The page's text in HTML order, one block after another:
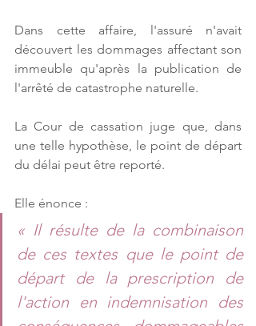
Dans cette affaire, l'assuré n'avait
découvert les dommages affectant son
immeuble qu'après la publication de
l'arrêté de catastrophe naturelle.
La Cour de cassation juge que, dans
une telle hypothèse, le point de départ
du délai peut être reporté.
Elle énonce :
« Il résulte de la combinaison
de ces textes que le point de
départ de la prescription de
l'action en indemnisation des